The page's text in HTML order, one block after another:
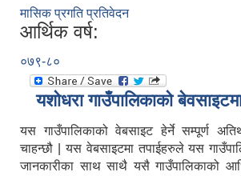
मासिक प्रगति प्रतिवेदन
आर्थिक वर्ष:
०७९-८०
यशाेधरा गाउँपालिकाकाे
यस गाउँपालिकाको वेबसाइट हेर्ने सम्पूर्ण
चाहन्छौ | यस वेबसाइटमा तपाईहरुले यस
जानकारीका साथ साथै यसै गाउँपालिकाको